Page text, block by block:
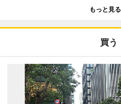
もっと見る
買う